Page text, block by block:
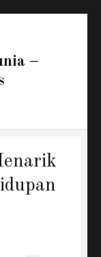
–